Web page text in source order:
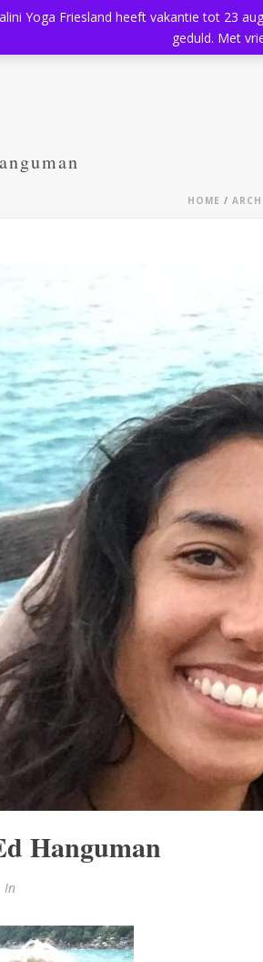
Aanbod
HOME /
Hanguman
In
Yoga Friesland heeft vakantie tot 23
geduld. Met